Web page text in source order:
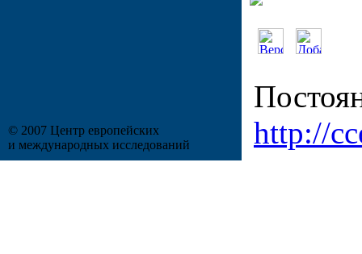
http://
© 2007 Центр европейских
и международных исследований